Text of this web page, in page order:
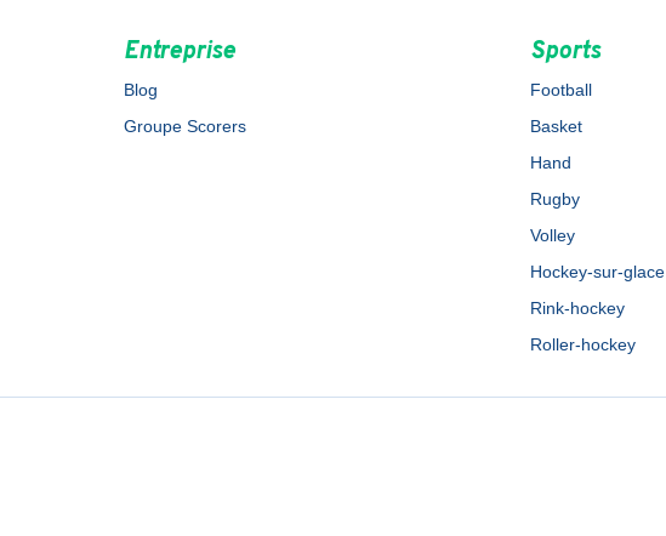
Entreprise
Blog
Groupe Scorers
Sports
Football
Basket
Hand
Rugby
Volley
Hockey-sur-glace
Rink-hockey
Roller-hockey